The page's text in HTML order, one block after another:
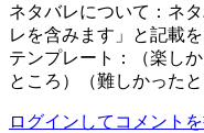
ネタバレについて：ネ
レを含みます」と記載を
テンプレート：（楽し
ところ）（難しかった
ログインしてコメントを